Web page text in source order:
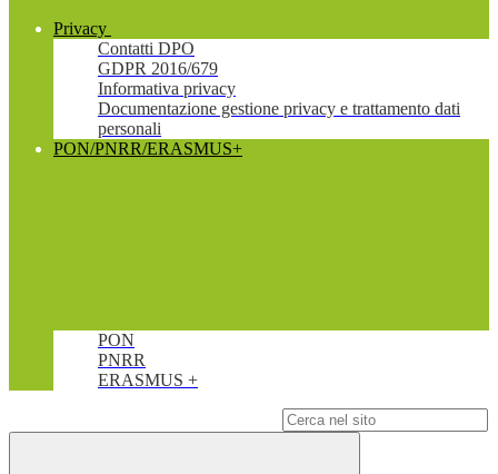
Privacy
Contatti DPO
GDPR 2016/679
Informativa privacy
Documentazione gestione privacy e trattamento dati
personali
PON/PNRR/ERASMUS+
PON
PNRR
ERASMUS +